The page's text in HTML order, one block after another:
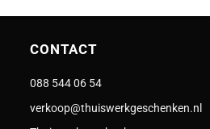
CONTACT
088 544 06 54
verkoop@thuiswerkgeschenken.nl